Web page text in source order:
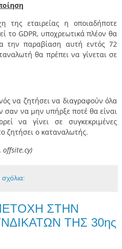
της εταιρείας η οποιαδήποτε
το GDPR, υποχρεωτικά πλέον θα
την παραβίαση αυτή εντός 72
θα πρέπει να γίνεται σε
να ζητήσει να διαγραφούν όλα
σαν να μην υπήρξε ποτέ θα είναι
να γίνει σε συγκεκριμένες
ζητήσει ο καταναλωτής.
offsite.cy)
ΣΤΗΝ
ΤΗΣ 30ης